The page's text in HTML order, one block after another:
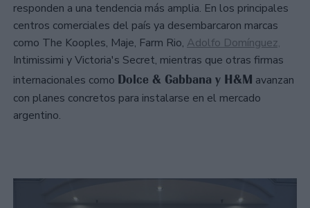
responden a una tendencia más amplia. En los principales
centros comerciales del país ya desembarcaron marcas
como The Kooples, Maje, Farm Rio, Adolfo Domínguez,
Intimissimi y Victoria's Secret, mientras que otras firmas
internacionales como Dolce & Gabbana y H&M avanzan
con planes concretos para instalarse en el mercado
argentino.